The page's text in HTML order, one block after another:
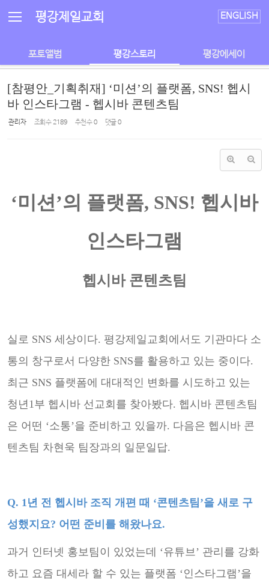
평강제일교회 ENGLISH
포토앨범 평강스토리 평강에세이
[참평안_기획취재] ‘미션’의 플랫폼, SNS! 헵시
바 인스타그램 - 헵시바 콘텐츠팀
관리자 조회 수2189 추천 수0 댓글0
‘미션’의 플랫폼, SNS! 헵시바
인스타그램
헵시바 콘텐츠팀
실로 SNS 세상이다. 평강제일교회에서도 기관마다 소
통의 창구로서 다양한 SNS를 활용하고 있는 중이 다.
최근 SNS 플랫폼에 대대적인 변화를 시도하고 있는
청년1부 헵시바 선교회를 찾아봤다. 헵시바 콘텐츠팀
은 어떤 ‘소통’을 준비하고 있을까. 다음은 헵시바 콘
텐츠팀 차현욱 팀장과의 일문일답.
Q. 1년 전 헵시바 조직 개편 때 ‘콘텐츠팀’을 새로 구
성했지요? 어떤 준비를 해왔나요.
과거 인터넷 홍보팀이 있었는데 ‘유튜브’ 관리를 강화
하고 요즘 대세라 할 수 있는 플랫폼 ‘인스타그램’을